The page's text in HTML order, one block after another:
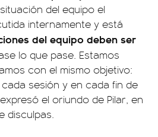
del equipo el
internamente y está
del equipo deben ser
lo que pase. Estamos
con el mismo objetivo:
sesión y en cada fin de
el oriundo de Pilar, en
disculpas.